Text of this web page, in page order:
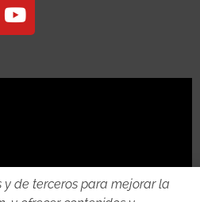
y de terceros para mejorar la